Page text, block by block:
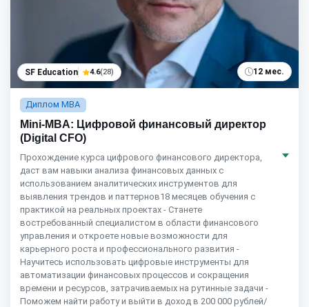
SF Education 4.6(28) 12 мес.
Диплом MBA
Mini-MBA: Цифровой финансовый директор
(Digital CFO)
Прохождение курса цифрового финансового директора,
даст вам навыки анализа финансовых данных с
использованием аналитических инструментов для
выявления трендов и паттернов18 месяцев обучения с
практикой на реальных проектах - Станете
востребованный специалистом в области финансового
управления и откроете новые возможности для
карьерного роста и профессионального развития -
Научитесь использовать цифровые инструменты для
автоматизации финансовых процессов и сокращения
времени и ресурсов, затрачиваемых на рутинные задачи -
Поможем найти работу и выйти в доход в 200 000 рублей/